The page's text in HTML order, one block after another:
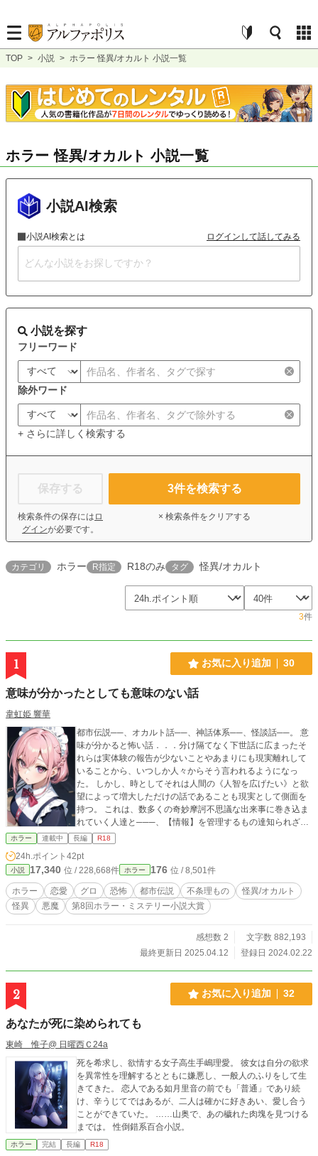
TOP > 小説 > ホラー 怪異/オカルト 小説一覧
ホラー 怪異/オカルト 小説一覧
小説AI検索
小説AI検索とは ログインして話してみる
小説を探す
フリーワード
除外ワード
+ さらに詳しく検索する
保存する
検索条件の保存には ロ
グインが必要です。
3件を検索する
× 検索条件をクリアする
カテゴリ ホラー R指定 R18のみ タグ 怪異/オカルト
3件
1 お気に入り追加 30
意味が分かったとしても意味のない話
韋虹姫 響華
都市伝説──、オカルト話──、神話体系──、怪談話──。 意
味が分かると怖い話．．．分け隔てなく下世話に広まったそ
れらは実体験の報告が少ないことやあまりにも現実離れして
いることから、いつしか人々からそう言われるようになっ
た。 しかし、時としてそれは人間の《人智を広げたい》と欲
望によって増大しただけの話であることも現実として側面を
持つ。 これは、数多くの奇妙摩訶不思議な出来事に巻き込ま
れていく人達と───、【情報】を管理するもの達知られざる
怪綺談である。 ※話の内容によっては一部、グロシーンやR1
8描写があります(★で性描写、※グロ注意を記載してます) ※
現行、表紙はAIイラストをフリーアプリより編集しており、
変更・差し替えの予定はあります
ホラー 連載中 長編 R18
24h.ポイント 42pt
小説 17,340 位 / 228,668件 ホラー 176 位 / 8,501件
ホラー 恋愛 グロ 恐怖 都市伝説 不条理もの
怪異/オカルト
怪異
悪魔 第8回ホラー・ミステリー小説大賞
感想数 2
文字数 882,193
最終更新日 2025.04.12
登録日 2024.02.22
2 お気に入り追加 32
あなたが死に染められても
東崎 惟子@ 日曜西Ｃ24a
死を希求し、欲情する女子高生手嶋理愛。 彼女は自分の欲求
を異常性を理解するとともに嫌悪し、一般人のふりをして生
きてきた。 恋人である如月里音の前でも「普通」であり続
け、辛うじてではあるが、二人は確かに好きあい、愛し合う
ことができていた。 ……山奥で、あの穢れた肉塊を見つける
までは。 性倒錯系百合小説。
ホラー 完結 長編 R18